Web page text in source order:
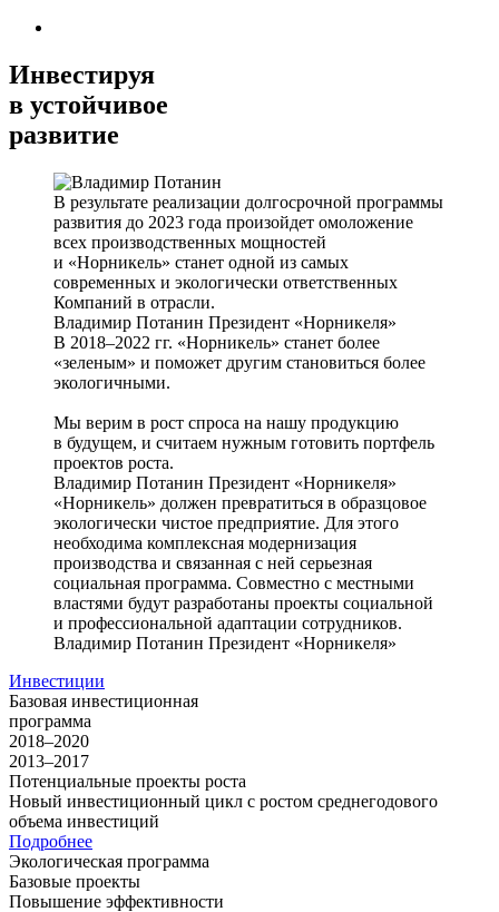
Инвестируя
в устойчивое
развитие
В результате реализации долгосрочной программы
развития до 2023 года произойдет омоложение
всех производственных мощностей
и «Норникель» станет одной из самых
современных и экологически ответственных
Компаний в отрасли.
Владимир Потанин Президент «Норникеля»
В 2018–2022 гг. «Норникель» станет более
«зеленым» и поможет другим становиться более
экологичными.
Мы верим в рост спроса на нашу продукцию
в будущем, и считаем нужным готовить портфель
проектов роста.
Владимир Потанин Президент «Норникеля»
«Норникель» должен превратиться в образцовое
экологически чистое предприятие. Для этого
необходима комплексная модернизация
производства и связанная с ней серьезная
социальная программа. Совместно с местными
властями будут разработаны проекты социальной
и профессиональной адаптации сотрудников.
Владимир Потанин Президент «Норникеля»
Инвестиции
Базовая инвестиционная
программа
2018–2020
2013–2017
Потенциальные проекты роста
Новый инвестиционный цикл с ростом среднегодового
объема инвестиций
Подробнее
Экологическая программа
Базовые проекты
Повышение эффективности